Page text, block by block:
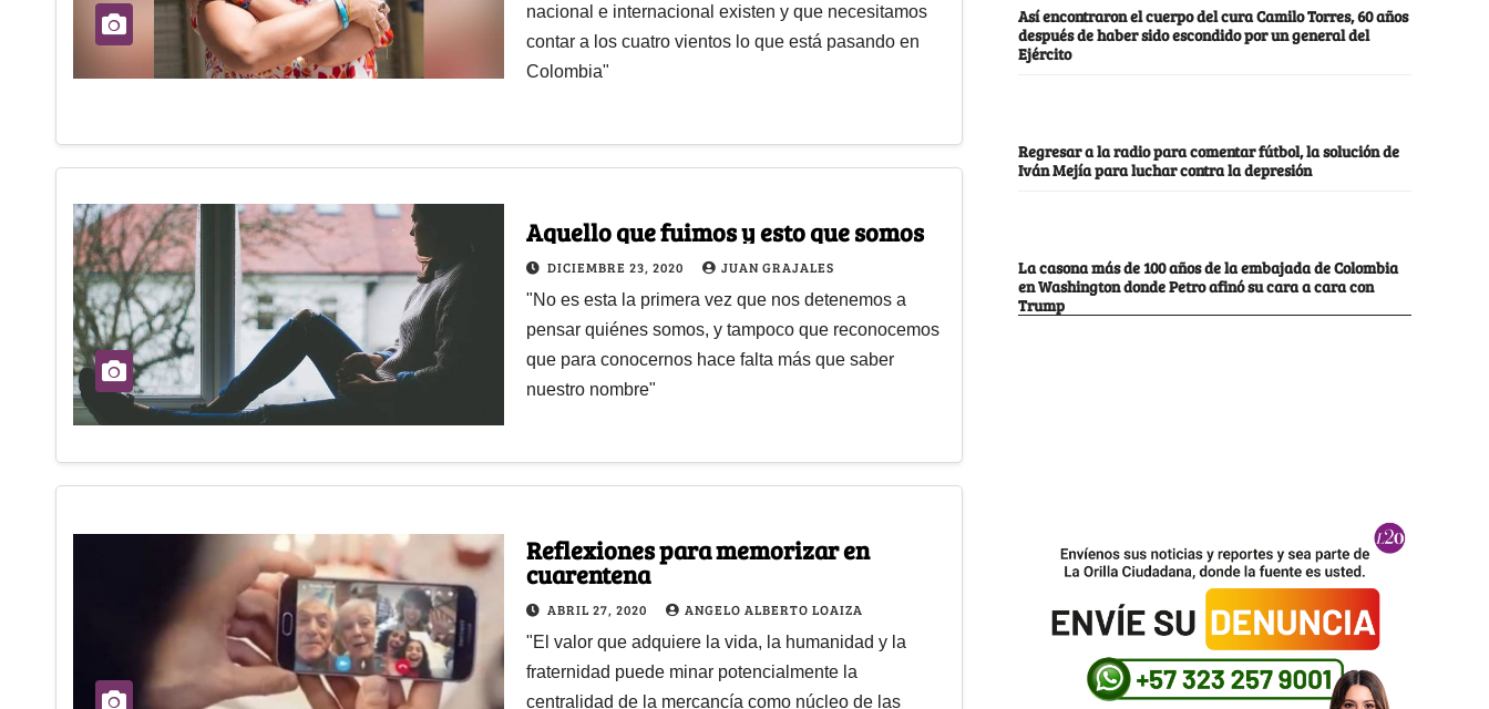
nacional e internacional existen y que necesitamos
contar a los cuatro vientos lo que está pasando en
Colombia"
Aquello que fuimos y esto que somos
DICIEMBRE 23, 2020 JUAN GRAJALES
"No es esta la primera vez que nos detenemos a
pensar quiénes somos, y tampoco que reconocemos
que para conocernos hace falta más que saber
nuestro nombre"
Reflexiones para memorizar en
cuarentena
ABRIL 27, 2020 ANGELO ALBERTO LOAIZA
"El valor que adquiere la vida, la humanidad y la
fraternidad puede minar potencialmente la
centralidad de la mercancía como núcleo de las
Así encontraron el cuerpo del cura Camilo Torres, 60 años
después de haber sido escondido por un general del
Ejército
Regresar a la radio para comentar fútbol, la solución de
Iván Mejía para luchar contra la depresión
La casona más de 100 años de la embajada de Colombia
en Washington donde Petro afinó su cara a cara con
Trump